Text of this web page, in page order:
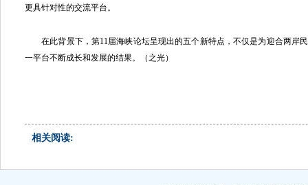
更具针对性的交流平台。
在此背景下，第11届海峡论坛呈现出的五个新特点，不仅是为迎合两岸
一平台不断成长和发展的结果。（之光）
相关阅读: